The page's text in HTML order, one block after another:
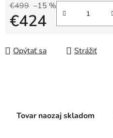
€499 –15 %
€424
Opýtať sa Strážiť
Tovar naozaj skladom